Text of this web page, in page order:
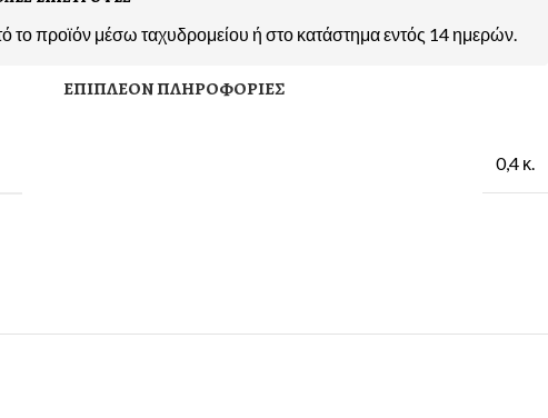
το προϊόν μέσω ταχυδρομείου ή στο κατάστημα εντός 14 ημερών.
ΕΠΙΠΛΈΟΝ ΠΛΗΡΟΦΟΡΊΕΣ
0,4 κ.